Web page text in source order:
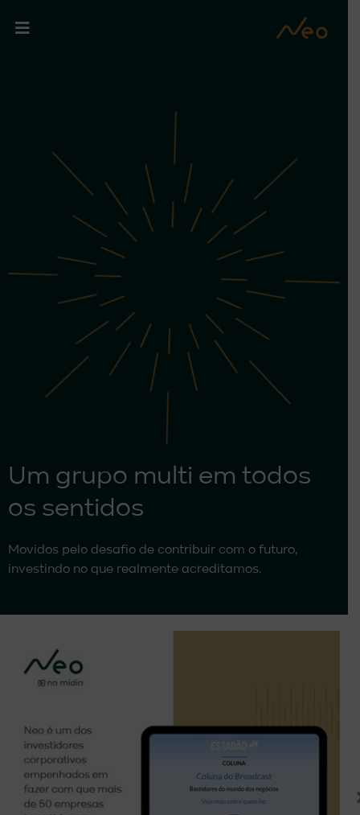
Um grupo multi em todos
os sentidos
Movidos pelo desafio de contribuir com o futuro,
investindo no que realmente acreditamos.